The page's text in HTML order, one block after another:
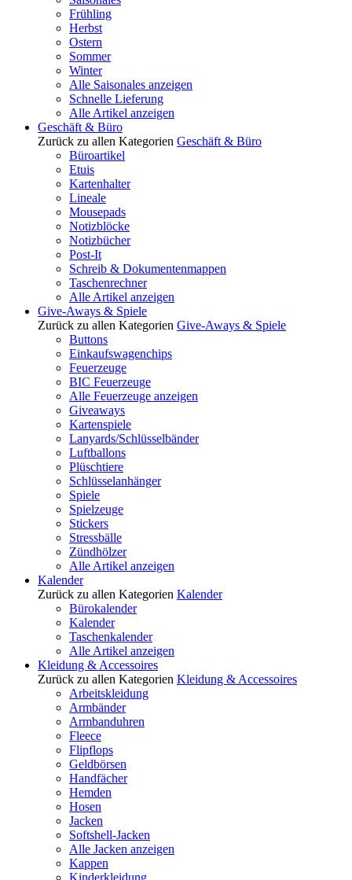
Frühling
Herbst
Ostern
Sommer
Winter
Alle Saisonales anzeigen
Schnelle Lieferung
Alle Artikel anzeigen
Geschäft & Büro
Zurück zu allen Kategorien Geschäft & Büro
Büroartikel
Etuis
Kartenhalter
Lineale
Mousepads
Notizblöcke
Notizbücher
Post-It
Schreib & Dokumentenmappen
Taschenrechner
Alle Artikel anzeigen
Give-Aways & Spiele
Zurück zu allen Kategorien Give-Aways & Spiele
Buttons
Einkaufswagenchips
Feuerzeuge
BIC Feuerzeuge
Alle Feuerzeuge anzeigen
Giveaways
Kartenspiele
Lanyards/Schlüsselbänder
Luftballons
Plüschtiere
Schlüsselanhänger
Spiele
Spielzeuge
Stickers
Stressbälle
Zündhölzer
Alle Artikel anzeigen
Kalender
Zurück zu allen Kategorien Kalender
Bürokalender
Kalender
Taschenkalender
Alle Artikel anzeigen
Kleidung & Accessoires
Zurück zu allen Kategorien Kleidung & Accessoires
Arbeitskleidung
Armbänder
Armbanduhren
Fleece
Flipflops
Geldbörsen
Handfächer
Hemden
Hosen
Jacken
Softshell-Jacken
Alle Jacken anzeigen
Kappen
Kinderkleidung